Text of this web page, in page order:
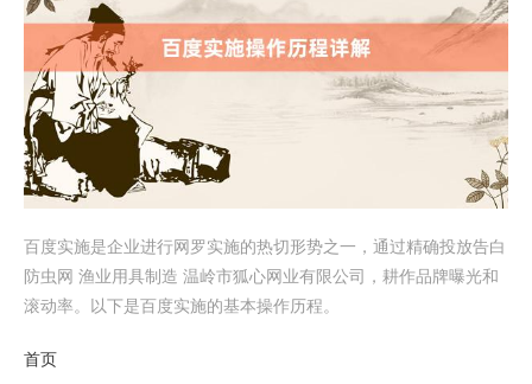
百度实施是企业进行网罗实施的热切形势之一，通过精确投放告白
防虫网 渔业用具制造 温岭市狐心网业有限公司，耕作品牌曝光和
滚动率。以下是百度实施的基本操作历程。
首页